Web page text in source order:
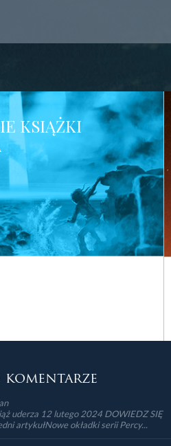
KSIĄŻKI
komentarze
uderza 12 lutego 2024 DOWIEDZ SIĘ
artykułNowe okładki serii Percy...